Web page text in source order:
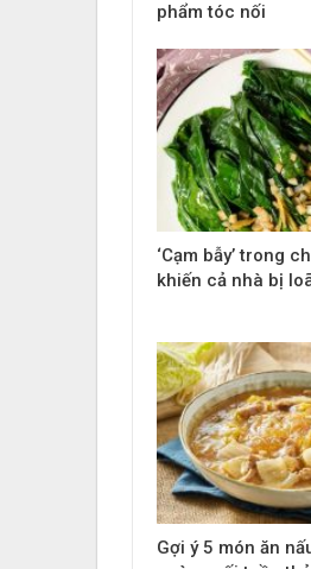
phẩm tóc nối
‘Cạm bẫy’ trong
khiến cả nhà bị
Gợi ý 5 món ăn